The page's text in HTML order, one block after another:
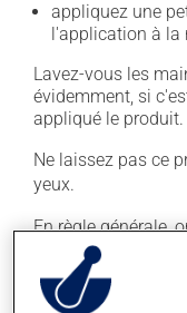
appliquez une
l'application à la
Lavez-vous les
évidemment, si
appliqué le produit.
Ne laissez pas ce
yeux.
En règle générale,
jour. Il est
indiqué un horaire
vous. Ne cessez